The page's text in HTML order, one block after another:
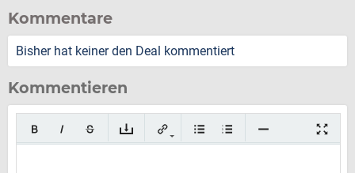
Kommentare
Bisher hat keiner den Deal kommentiert
Kommentieren